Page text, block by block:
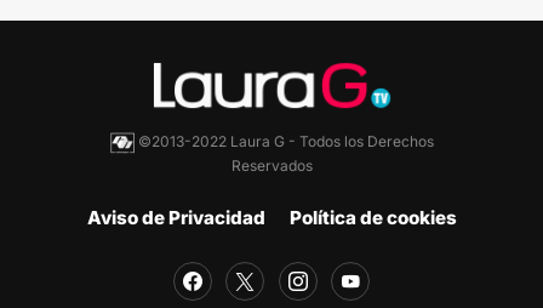
©2013-2022 Laura G - Todos los Derechos
Reservados
Aviso de Privacidad Política de cookies